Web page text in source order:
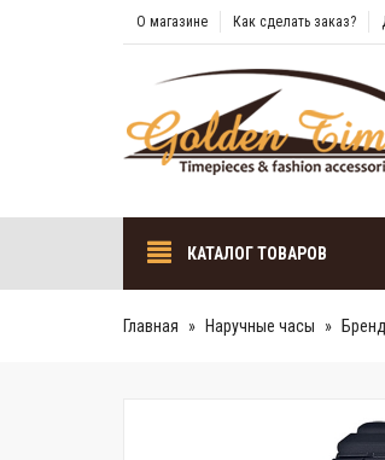
О магазине Как сделать заказ?
КАТАЛОГ ТОВАРОВ
Главная Наручные часы